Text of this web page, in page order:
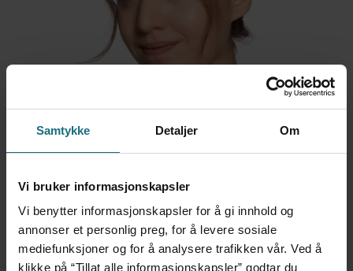
Samtykke Detaljer Om
Vi bruker informasjonskapsler
Vi benytter informasjonskapsler for å gi innhold og
annonser et personlig preg, for å levere sosiale
mediefunksjoner og for å analysere trafikken vår. Ved å
klikke på “Tillat alle informasjonskapsler” godtar du
Nokut-rapportens anbefalinger
er essensielle for